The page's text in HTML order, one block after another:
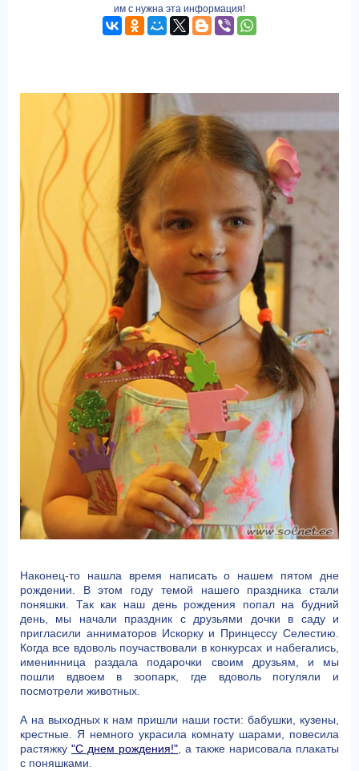
им с нужна эта информация!
Наконец-то нашла время написать о нашем пятом дне
рождении. В этом году темой нашего праздника стали
поняшки. Так как наш день рождения попал на будний
день, мы начали праздник с друзьями дочки в саду и
пригласили анниматоров Искорку и Принцессу Селестию.
Когда все вдоволь поучаствовали в конкурсах и набегались,
именинница раздала подарочки своим друзьям, и мы
пошли вдвоем в зоопарк, где вдоволь погуляли и
посмотрели животных.
А на выходных к нам пришли наши гости: бабушки, кузены,
крестные. Я немного украсила комнату шарами, повесила
растяжку "С днем рождения!" , а также нарисовала плакаты
с поняшками.